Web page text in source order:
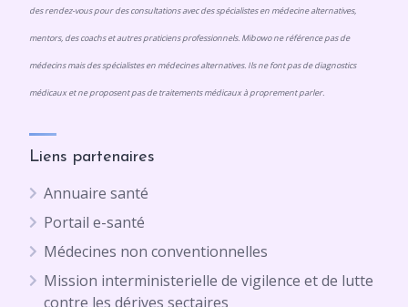
des rendez-vous pour des consultations avec des spécialistes en médecine alternatives,
mentors, des coachs et autres praticiens professionnels. Mibowo ne référence pas de
médecins mais des spécialistes en médecines alternatives. Ils ne font pas de diagnostics
médicaux et ne proposent pas de traitements médicaux à proprement parler.
Liens partenaires
Annuaire santé
Portail e-santé
Médecines non conventionnelles
Mission interministerielle de vigilence et de lutte
contre les dérives sectaires